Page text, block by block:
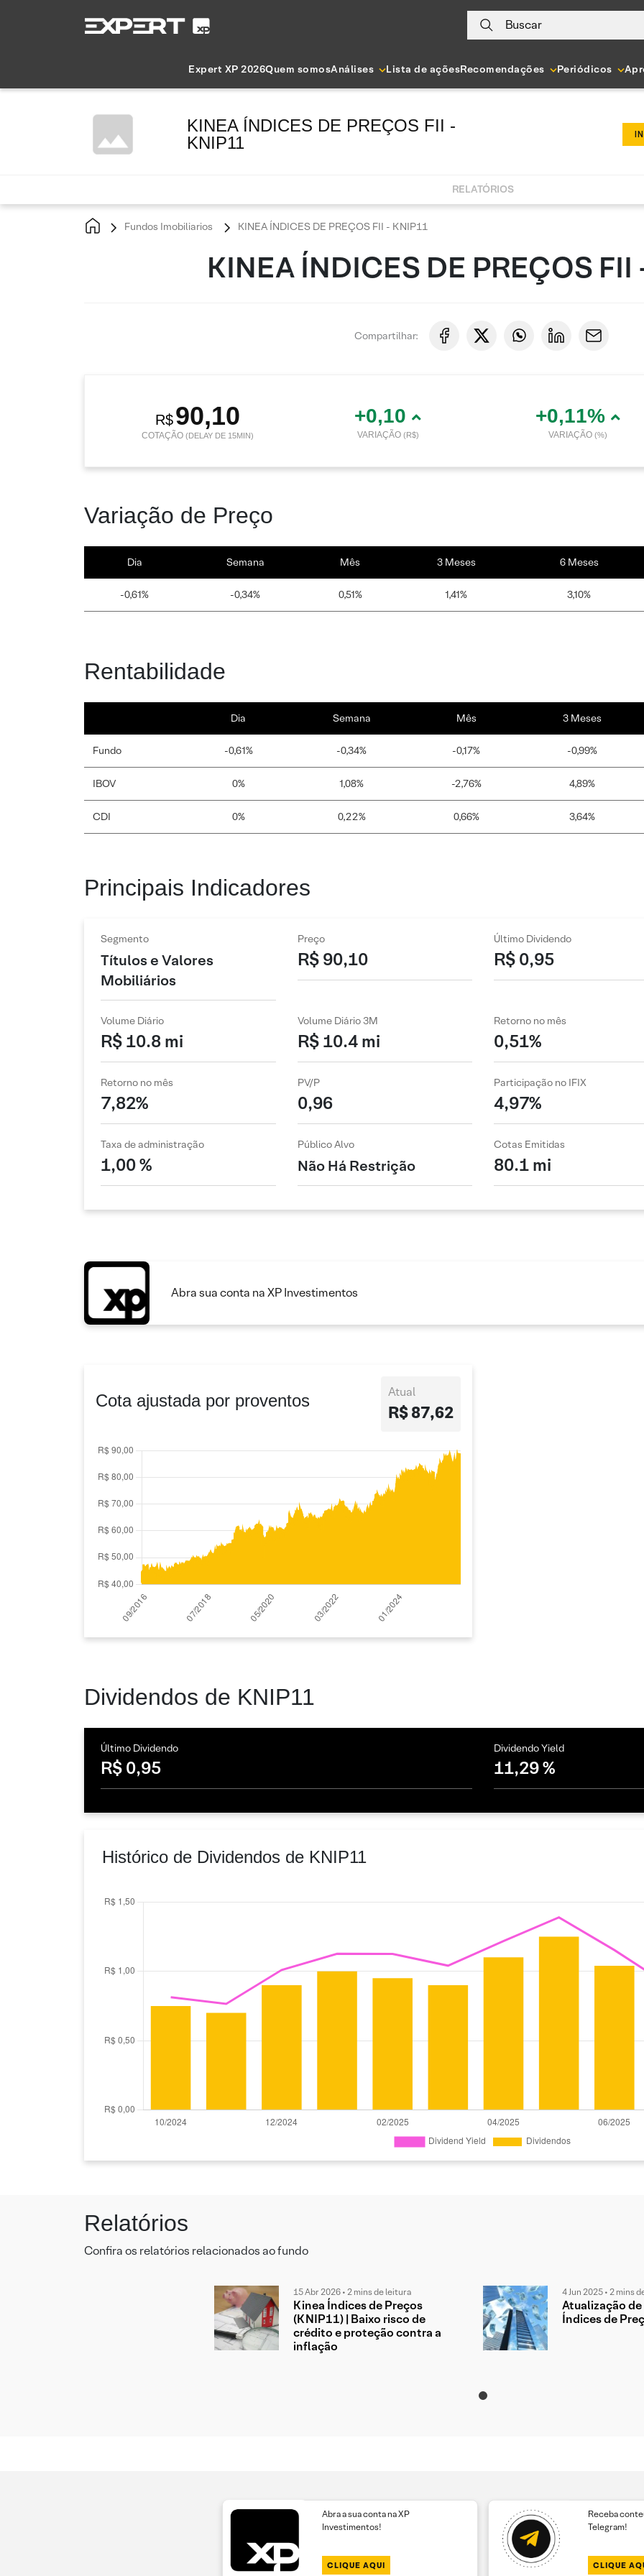
Buscar
Expert XP 2026Quem somosAnálises Lista de açõesRecomendações Periódicos
KINEA ÍNDICES DE PREÇOS FII -
KNIP11
RELATÓRIOS
Fundos Imobiliarios KINEA ÍNDICES DE PREÇOS FII - KNIP11
KINEA ÍNDICES DE PREÇOS
Compartilhar:
R$90,10
COTAÇÃO(DELAY DE 15MIN)
+0,10
VARIAÇÃO (R$)
+0,11%
VARIAÇÃO(%)
Variação de Preço
Dia Semana Mês 3 Meses 6 Meses
-0,61% -0,34% 0,51% 1,41% 3,10%
Rentabilidade
Dia Semana Mês 3 Meses
Fundo -0,61% -0,34% -0,17% -0,99%
IBOV 0% 1,08% -2,76% 4,89%
CDI 0% 0,22% 0,66% 3,64%
Principais Indicadores
Segmento
Títulos e Valores
Mobiliários
Preço
R$ 90,10
Último Dividendo
R$ 0,95
Volume Diário
R$ 10.8 mi
Volume Diário 3M
R$ 10.4 mi
Retorno no mês
0,51%
Retorno no mês
7,82%
PV/P
0,96
Participação no IFIX
4,97%
Taxa de administração
1,00 %
Público Alvo
Não Há Restrição
Cotas Emitidas
80.1 mi
Abra sua conta na XP Investimentos
Cota ajustada por proventos Atual
R$ 87,62
Dividendos de KNIP11
Último Dividendo
R$ 0,95
Dividendo Yield
11,29 %
Histórico de Dividendos de KNIP11
Relatórios
Confira os relatórios relacionados ao fundo
15 Abr 2026 • 2 mins de leitura
Kinea Índices de Preços
(KNIP11) | Baixo risco de
crédito e proteção contra a
inflação
4 Jun 2025 • 2 mins
Atualização de
Índices de
Abra a sua conta na XP
Investimentos!
CLIQUE AQUI
Receba
Telegram!
CLIQUE